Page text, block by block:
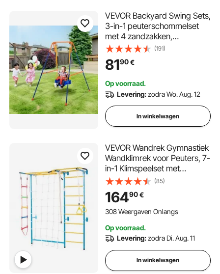
VEVOR Backyard Swing Sets,
3-in-1 peuterschommelset
met 4 zandzakken,
opvouwbare metalen
standaard, eenvoudig te
monteren, binnen- en
kinderen van 3-6 jaar, tieners
van 6-10 jaar en tieners van
10+ jaar
(191)
8190€
Op voorraad.
Levering:zodra Wo. Aug. 12
In winkelwagen
VEVOR Wandrek Gymnastiek
Wandklimrek voor Peuters, 7-
in-1 Klimspeelset met
Zweedse Ladder van
Koolstofstaal, Optrekstang &
Touwladder &
Gymnastiekringen
Meerkleurig
(85)
16490€
308 Weergaven Onlangs
Op voorraad.
Levering:zodra Di. Aug. 11
In winkelwagen